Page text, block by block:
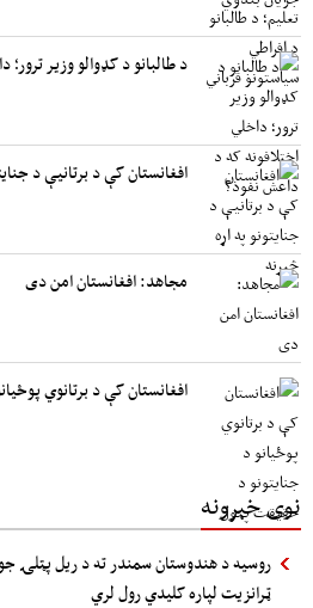
د طالبانو د کډوالو وزیر
افغانستان کې د برتانیې د
مجاهد: افغانستان امن دی
افغانستان کې د برتانوي
نوی خبرونه
روسیه د هندوستان سمندر ته د ریل پټلۍ
ټرانزیت لپاره کلیدي رول لري